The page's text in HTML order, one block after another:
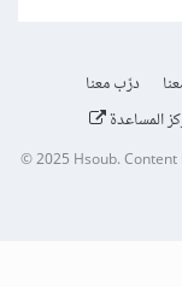
درّب معنا
المساعدة
© 2025Hsoub.